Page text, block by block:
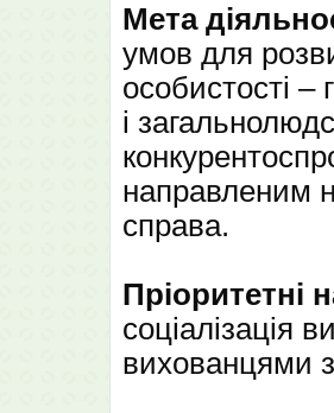
Мета
умов для
особистості –
і
направленим
справа.
Пріоритетні
соціалізація
вихованцями